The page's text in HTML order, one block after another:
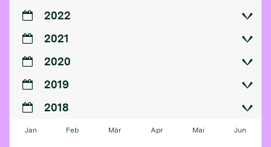
2022
2021
2020
2019
2018
Jan Feb Mär Apr Mai Jun